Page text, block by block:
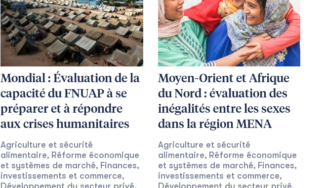
Mondial : Évaluation de la
capacité du FNUAP à se
préparer et à répondre
aux crises humanitaires
Agriculture et sécurité
alimentaire, Réforme économique
et systèmes de marché, Finances,
investissements et commerce,
Développement du secteur privé
Moyen-Orient et Afrique
du Nord : évaluation des
inégalités entre les sexes
dans la région MENA
Agriculture et sécurité
alimentaire, Réforme économique
et systèmes de marché, Finances,
investissements et commerce,
Développement du secteur privé